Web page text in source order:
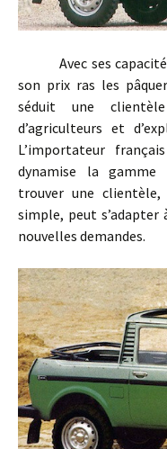
Avec ses capacités
son prix ras les
séduit une
d’agriculteurs et
L’importateur
dynamise la gamme
trouver une
simple, peut
nouvelles demandes.